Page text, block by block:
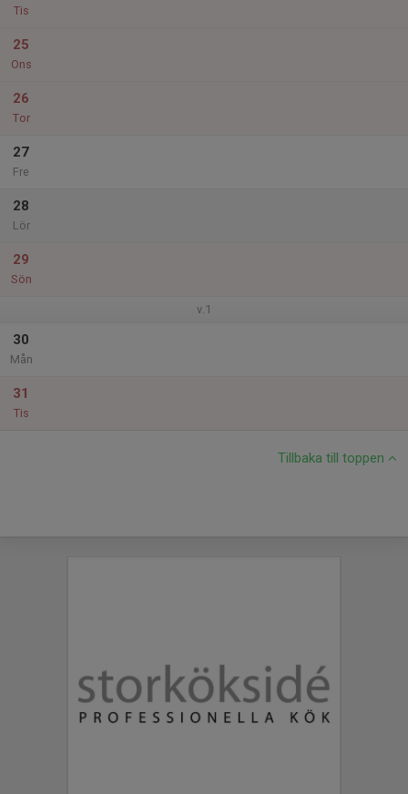
Tis
25
Ons
26
Tor
27
Fre
28
Lör
29
Sön
v.1
30
Mån
31
Tis
Tillbaka till toppen